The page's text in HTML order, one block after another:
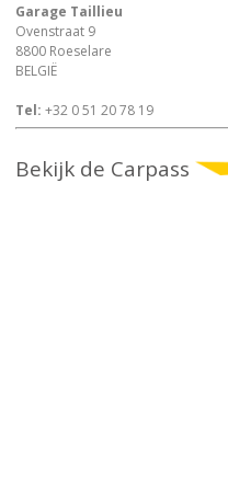
Garage Taillieu
Ovenstraat 9
8800 Roeselare
BELGIË
Tel: +32 0 51 20 78 19
Bekijk de Carpass